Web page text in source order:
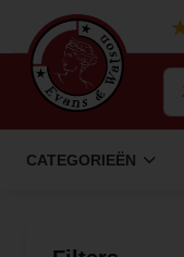
CATEGORIEËN